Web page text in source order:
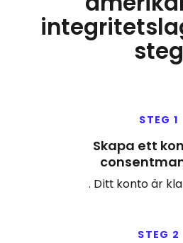
steg
STEG 1
Skapa ett
. Ditt konto är
STEG 2